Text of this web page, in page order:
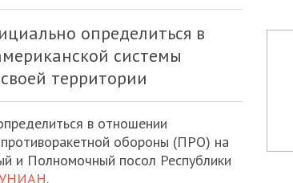
определиться в
системы
территории
в отношении
обороны (ПРО) на
и Полномочный посол Республики
.